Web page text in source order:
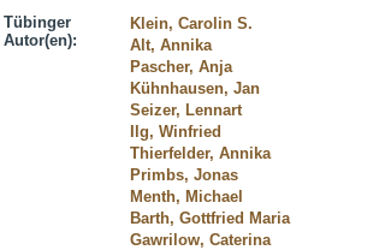
Tübinger
Autor(en):
Klein, Carolin S.
Alt, Annika
Pascher, Anja
Kühnhausen, Jan
Seizer, Lennart
Ilg, Winfried
Thierfelder, Annika
Primbs, Jonas
Menth, Michael
Barth, Gottfried Maria
Gawrilow, Caterina